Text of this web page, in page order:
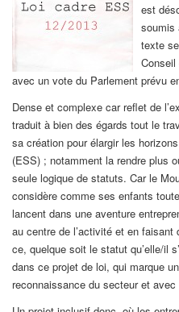
est
soumis
texte
avec un vote du Parlement prévu
Dense et complexe car reflet de
traduit à bien des égards tout le
sa création pour élargir les
(ESS) ; notamment la rendre plus
seule logique de statuts. Car le
considère comme ses enfants
lancent dans une aventure
au centre de l’activité et en
ce, quelque soit le statut qu’elle/il
dans ce projet de loi, qui marque
reconnaissance du secteur et